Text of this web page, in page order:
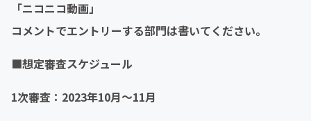
「ニコニコ動画」
コメントでエントリーする部門は書いてください。
■想定審査スケジュール
1次審査：2023年10月〜11月